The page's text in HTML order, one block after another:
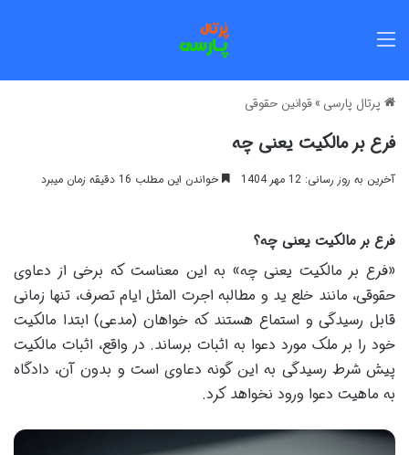
پرتال پارسی »قوانین حقوقی
فرع بر مالکیت یعنی چه
آخرین به روز رسانی: 12 مهر 1404 خواندن این مطلب 16 دقیقه زمان میبرد
فرع بر مالکیت یعنی چه؟
«فرع بر مالکیت یعنی چه» به این معناست که برخی از دعاوی
حقوقی، مانند خلع ید و مطالبه اجرت المثل ایام تصرف، تنها زمانی
قابل رسیدگی و استماع هستند که خواهان (مدعی) ابتدا مالکیت
خود را بر ملک مورد دعوا به اثبات برساند. در واقع، اثبات مالکیت
پیش شرط رسیدگی به این گونه دعاوی است و بدون آن، دادگاه
به ماهیت دعوا ورود نخواهد کرد.